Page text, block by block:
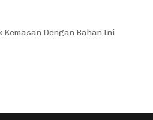
Kemasan Dengan Bahan Ini